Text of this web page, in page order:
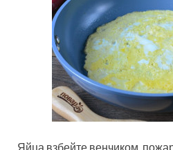
Яйца взбейте венчиком,